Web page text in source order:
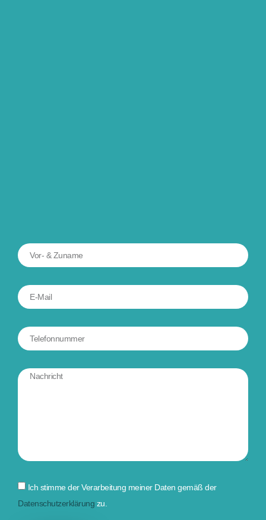
Ich stimme der Verarbeitung meiner Daten gemäß der
Datenschutzerklärung zu.